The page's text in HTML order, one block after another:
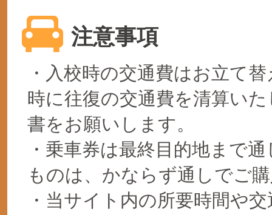
注意事項
・入校時の交通費はお立て
時に往復の交通費を清算い
書をお願いします。
・乗車券は最終目的地まで
ものは、かならず通しでご
・当サイト内の所要時間や